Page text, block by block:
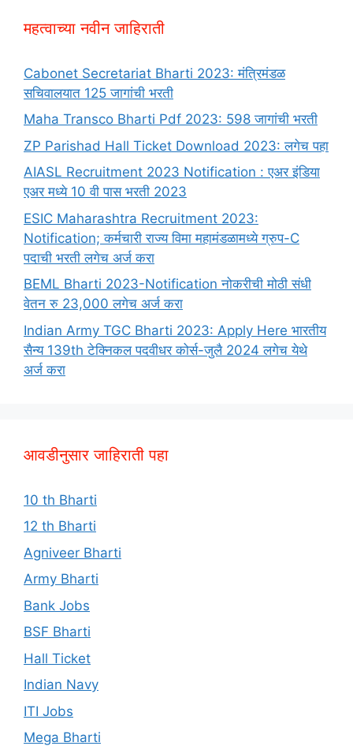
महत्वाच्या नवीन जाहिराती
Cabonet Secretariat Bharti 2023: मंत्रिमंडळ
सचिवालयात 125 जागांची भरती
Maha Transco Bharti Pdf 2023: 598 जागांची भरती
ZP Parishad Hall Ticket Download 2023: लगेच पहा
AIASL Recruitment 2023 Notification : एअर इंडिया
एअर मध्ये 10 वी पास भरती 2023
ESIC Maharashtra Recruitment 2023:
Notification; कर्मचारी राज्य विमा महामंडळामध्ये ग्रुप-C
पदाची भरती लगेच अर्ज करा
BEML Bharti 2023-Notification नोकरीची मोठी संधी
वेतन रु 23,000 लगेच अर्ज करा
Indian Army TGC Bharti 2023: Apply Here भारतीय
सैन्य 139th टेक्निकल पदवीधर कोर्स-जुलै 2024 लगेच येथे
अर्ज करा
आवडीनुसार जाहिराती पहा
10 th Bharti
12 th Bharti
Agniveer Bharti
Army Bharti
Bank Jobs
BSF Bharti
Hall Ticket
Indian Navy
ITI Jobs
Mega Bharti